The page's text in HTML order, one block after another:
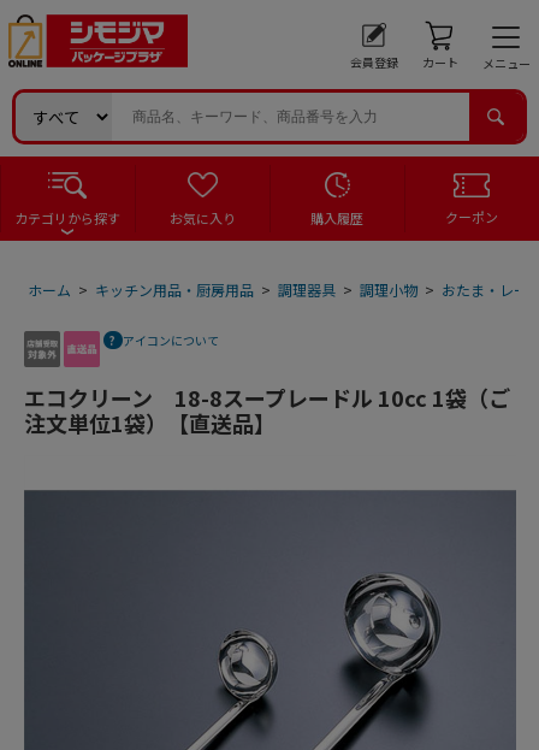
会員登録 カート メニュー
カテゴリから探す お気に入り 購入履歴 クーポン
ホーム > キッチン用品・厨房用品 > 調理器具 > 調理小物 > おたま・レー
アイコンについて
エコクリーン 18-8スープレードル 10cc 1袋（ご
注文単位1袋）【直送品】